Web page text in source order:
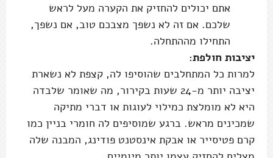
אתם יכולים להחזיק את הקערה מעל לראש
שלכם. אם זה לא נשפך מצבכם טוב, אם נשפך,
התחילו מההתחלה.
יציבות חולפת:
למרות כל המתחלבים שהוסיפו לה, קצפת לא נשארת
יציבה יותר מ-24 שעות בקירור, מה שאומר שלבדה
היא לא מומלצת כמילוי לעוגות או דברי מתיקה
שמכינים מראש. ברגע שמוסיפים לה חומרי בניין כמו
קרם פטיסייר או אבקת אינסטנט פודינג, המבנה שלה